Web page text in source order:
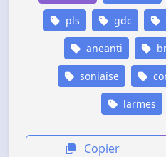
pls gdc
aneanti
soniaise
larmes
Copier